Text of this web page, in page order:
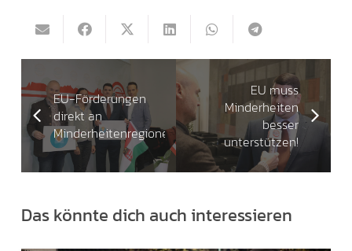
EU-Förderungen
direkt an
Minderheitenregionen!
EU muss
Minderheiten
besser
unterstützen!
Das könnte dich auch interessieren